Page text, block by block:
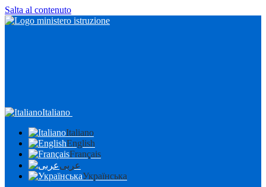
Salta al contenuto
Italiano
Italiano
English
Français
عربى
Українська